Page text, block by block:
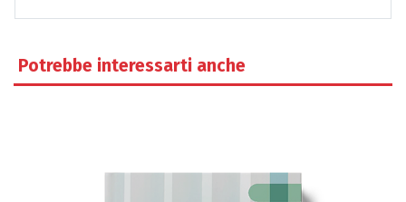
Potrebbe interessarti anche